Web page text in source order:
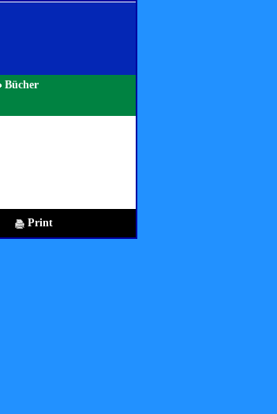
Bücher
Print